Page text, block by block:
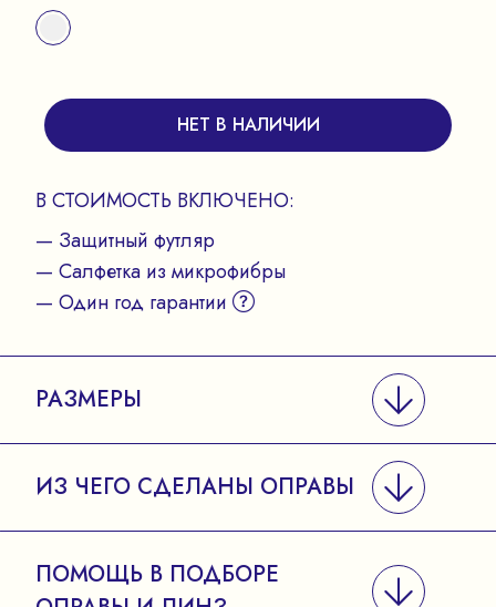
НЕТ В НАЛИЧИИ
В СТОИМОСТЬ ВКЛЮЧЕНО:
— Защитный футляр
— Салфетка из микрофибры
— Один год гарантии
РАЗМЕРЫ
ИЗ ЧЕГО СДЕЛАНЫ ОПРАВЫ
ПОМОЩЬ В ПОДБОРЕ